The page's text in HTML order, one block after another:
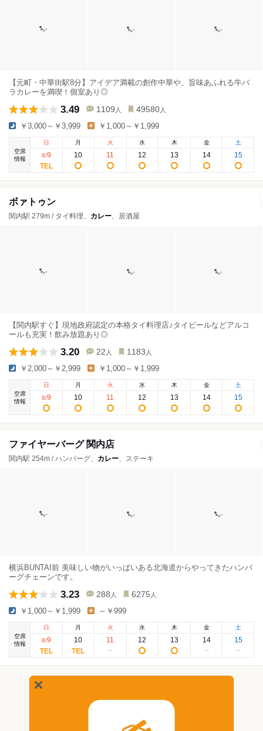
【元町・中華街駅8分】アイデア満載の創作中華や、旨味あふれる牛バ
ラカレーを満喫！個室あり◎
3.49 1109 人 49580 人
￥3,000～￥3,999 ￥1,000～￥1,999
空席
情報
日
8/9
月
10
火
11
水
12
木
13
金
14
土
15
ボァトゥン
関内駅 279m / タイ料理、 カレー、居酒屋
【関内駅すぐ】現地政府認定の本格タイ料理店♪タイビールなどアルコ
ールも充実！飲み放題あり◎
3.20 22 人 1183 人
￥2,000～￥2,999 ￥1,000～￥1,999
空席
情報
日
8/9
月
10
火
11
水
12
木
13
金
14
土
15
ファイヤーバーグ 関内店
関内駅 254m / ハンバーグ、 カレー、ステーキ
横浜BUNTAI前 美味しい物がいっぱいある北海道からやってきたハンバ
ーグチェーンです。
3.23 288 人 6275 人
￥1,000～￥1,999 ～￥999
空席
情報
日
8/9
月
10
火
11
水
12
木
13
金
14
土
15